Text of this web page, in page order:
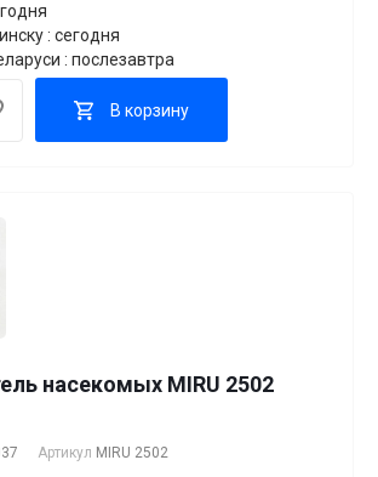
: сегодня
: послезавтра
В корзину
насекомых MIRU 2502
Артикул MIRU 2502